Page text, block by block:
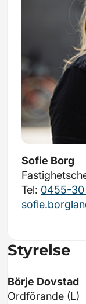
Sofie Borg
Tel: 0455-
Styrelse
Börje Dovstad
Ordförande (L)